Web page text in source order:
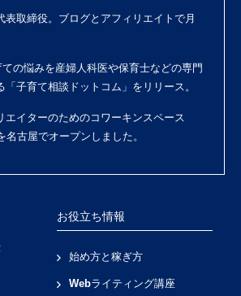
表取締役。ブログとアフィリエイトで月
の悩みを産婦人科医や保育士などの専門
「 子育て相談ドットコム 」をリリース。
エイターのためのコワーキンスペース
名古屋でオープンしました。
お役立ち情報
始め方と稼ぎ方
Webライティング講座